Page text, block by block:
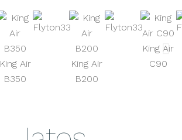
King Air
B350
King Air
B200
King Air
C90